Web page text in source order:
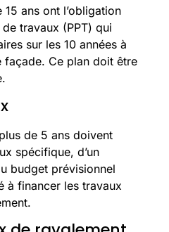
ans ont l’obligation
travaux (PPT) qui
sur les 10 années à
façade. Ce plan doit être
de 5 ans doivent
spécifique, d’un
budget prévisionnel
à financer les travaux